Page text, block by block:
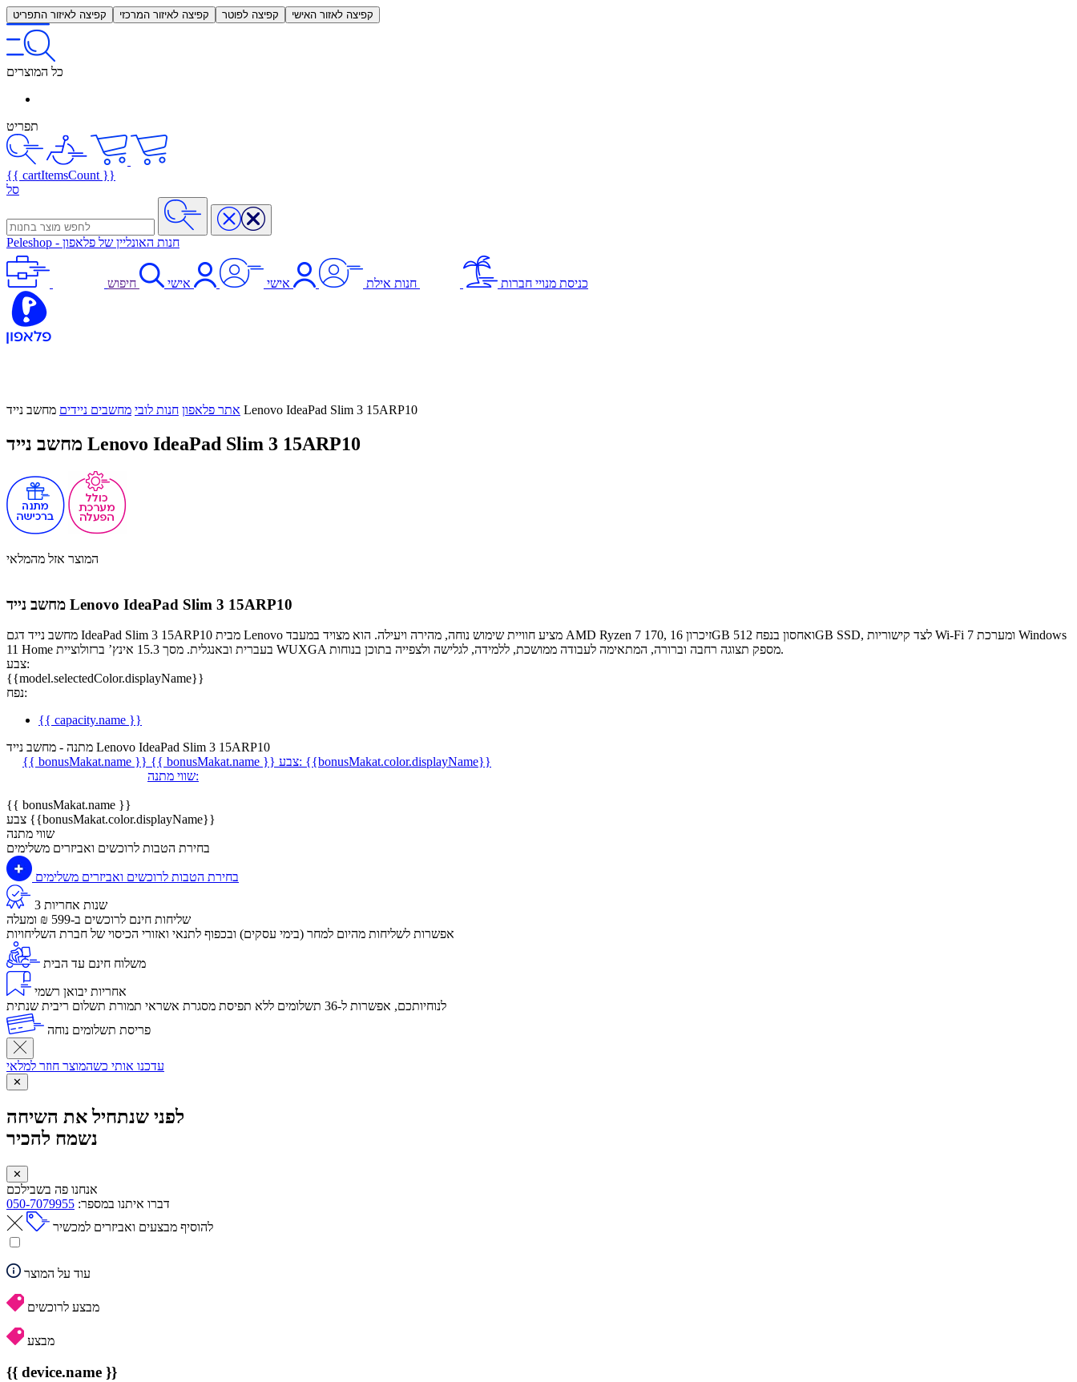
קפיצה לאיזור התפריט קפיצה לאיזור המרכזי קפיצה לפוטר קפיצה לאזור האישי
כל המוצרים
תפריט
{{ cartItemsCount }}
סל
Peleshop - חנות האונליין של פלאפון
כניסת מנויי חברות חנות אילת אישי אישי חיפוש
אתר פלאפון חנות לובי מחשבים ניידים מחשב נייד Lenovo IdeaPad Slim 3 15ARP10
מחשב נייד Lenovo IdeaPad Slim 3 15ARP10
המוצר אזל מהמלאי
מחשב נייד Lenovo IdeaPad Slim 3 15ARP10
מחשב נייד דגם IdeaPad Slim 3 15ARP10 מבית Lenovo מציע חוויית שימוש נוחה, מהירה ויעילה. הוא מצויד במעבד AMD Ryzen 7 170, זיכרון 16GB ואחסון בנפח 512GB SSD, לצד קישוריות Wi-Fi 7 ומערכת Windows
11 Home בעברית ובאנגלית. מסך 15.3 אינץ’ ברזולוציית WUXGA מספק תצוגה רחבה וברורה, המתאימה לעבודה ממושכת, ללמידה, לגלישה ולצפייה בתוכן בנוחות.
צבע:
{{model.selectedColor.displayName}}
נפח:
{{ capacity.name }}
מתנה - מחשב נייד Lenovo IdeaPad Slim 3 15ARP10
{{ bonusMakat.name }} {{ bonusMakat.name }} צבע: {{bonusMakat.color.displayName}}
שווי מתנה:
{{ bonusMakat.name }}
צבע {{bonusMakat.color.displayName}}
שווי מתנה
בחירת הטבות לרוכשים ואביזרים משלימים
בחירת הטבות לרוכשים ואביזרים משלימים
3 שנות אחריות
שליחות חינם לרוכשים ב-599 ₪ ומעלה
​אפשרות לשליחות מהיום למחר (בימי עסקים) ובכפוף לתנאי ואזורי הכיסוי של חברת השליחויות
משלוח חינם עד הבית
אחריות יבואן רשמי
לנוחיותכם, אפשרות ל-36 תשלומים ללא תפיסת מסגרת אשראי תמורת תשלום ריבית שנתית
פריסת תשלומים נוחה
עדכנו אותי כשהמוצר חוזר למלאי
✕
לפני שנתחיל את השיחה
נשמח להכיר
✕
אנחנו פה בשבילכם
דברו איתנו במספר: 050-7079955
להוסיף מבצעים ואביזרים למכשיר
עוד על המוצר
מבצע לרוכשים
מבצע
{{ device.name }}